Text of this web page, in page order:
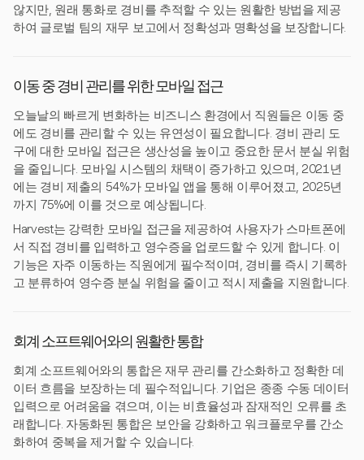
않지만, 원래 통화로 경비를 추적할 수 있는 원활한 방법을 제공
하여 글로벌 팀의 재무 보고에서 정확성과 명확성을 보장합니다.
이동 중 경비 관리를 위한 모바일 접근
오늘날의 빠르게 변화하는 비즈니스 환경에서 직원들은 이동 중
에도 경비를 관리할 수 있는 유연성이 필요합니다. 경비 관리 도
구에 대한 모바일 접근은 생산성을 높이고 중요한 문서 분실 위험
을 줄입니다. 모바일 시스템의 채택이 증가하고 있으며, 2021년
에는 경비 제출의 54%가 모바일 앱을 통해 이루어졌고, 2025년
까지 75%에 이를 것으로 예상됩니다.
Harvest는 강력한 모바일 접근을 제공하여 사용자가 스마트폰에
서 직접 경비를 입력하고 영수증을 업로드할 수 있게 합니다. 이
기능은 자주 이동하는 직원에게 필수적이며, 경비를 즉시 기록하
고 분류하여 영수증 분실 위험을 줄이고 적시 제출을 지원합니다.
회계 소프트웨어와의 원활한 통합
회계 소프트웨어와의 통합은 재무 관리를 간소화하고 정확한 데
이터 흐름을 보장하는 데 필수적입니다. 기업은 종종 수동 데이터
입력으로 어려움을 겪으며, 이는 비효율성과 잠재적인 오류를 초
래합니다. 자동화된 통합은 보안을 강화하고 워크플로우를 간소
화하여 중복을 제거할 수 있습니다.